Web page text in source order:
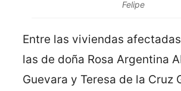
Felipe
Entre las viviendas
las de doña Rosa Argentina
Guevara y Teresa de la Cruz